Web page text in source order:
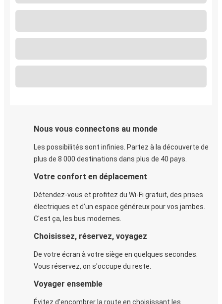
Nous vous connectons au monde
Les possibilités sont infinies. Partez à la découverte de
plus de 8 000 destinations dans plus de 40 pays.
Votre confort en déplacement
Détendez-vous et profitez du Wi-Fi gratuit, des prises
électriques et d’un espace généreux pour vos jambes.
C'est ça, les bus modernes.
Choisissez, réservez, voyagez
De votre écran à votre siège en quelques secondes.
Vous réservez, on s'occupe du reste.
Voyager ensemble
Évitez d'encombrer la route en choisissant les